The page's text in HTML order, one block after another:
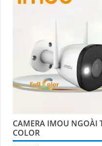
CAMERA IMOU NGOÀI
COLOR